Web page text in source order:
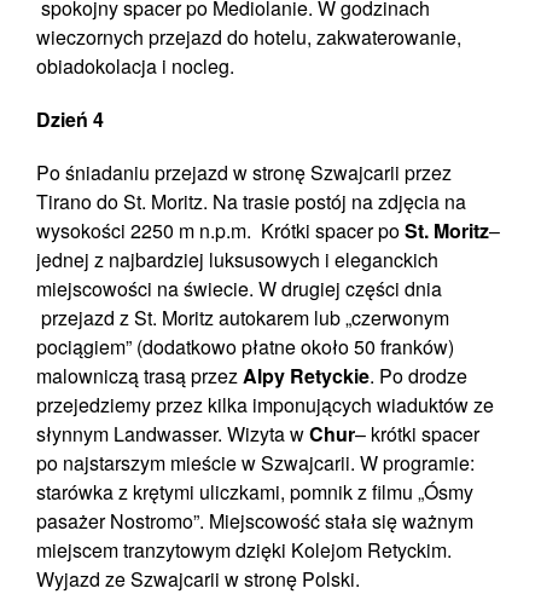
spokojny spacer po Mediolanie. W godzinach
wieczornych przejazd do hotelu, zakwaterowanie,
obiadokolacja i nocleg.
Dzień 4
Po śniadaniu przejazd w stronę Szwajcarii przez
Tirano do St. Moritz. Na trasie postój na zdjęcia na
wysokości 2250 m n.p.m. Krótki spacer poSt. Moritz–
jednej z najbardziej luksusowych i eleganckich
miejscowości na świecie. W drugiej części dnia
przejazd z St. Moritz autokarem lub „czerwonym
pociągiem” (dodatkowo płatne około 50 franków)
malowniczą trasą przezAlpy Retyckie. Po drodze
przejedziemy przez kilka imponujących wiaduktów ze
słynnym Landwasser. Wizyta wChur– krótki spacer
po najstarszym mieście w Szwajcarii. W programie:
starówka z krętymi uliczkami, pomnik z filmu „Ósmy
pasażer Nostromo”. Miejscowość stała się ważnym
miejscem tranzytowym dzięki Kolejom Retyckim.
Wyjazd ze Szwajcarii w stronę Polski.